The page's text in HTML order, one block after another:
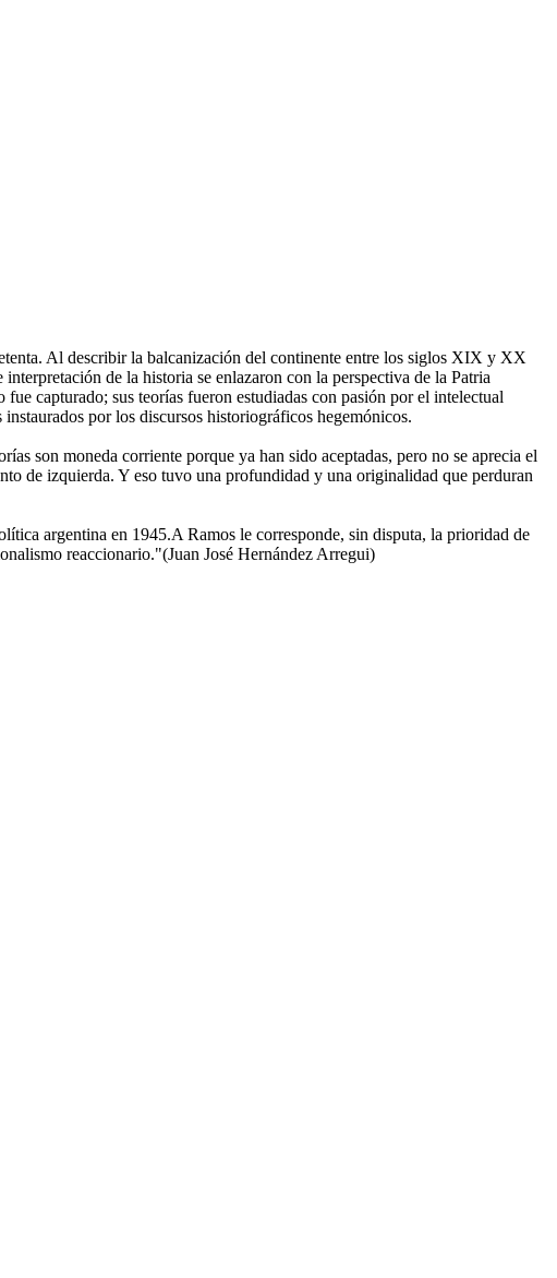
Al describir la balcanización del continente entre los siglos XIX y XX
de la historia se enlazaron con la perspectiva de la Patria
capturado; sus teorías fueron estudiadas con pasión por el intelectual
por los discursos historiográficos hegemónicos.
son moneda corriente porque ya han sido aceptadas, pero no se aprecia el
de izquierda. Y eso tuvo una profundidad y una originalidad que perduran
argentina en 1945.A Ramos le corresponde, sin disputa, la prioridad de
reaccionario."(Juan José Hernández Arregui)